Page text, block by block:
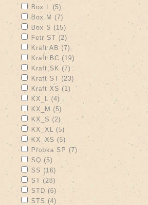
Apply Box L filter
Box L (5)
Apply Box M filter
Box M (7) Apply Box M filter
Apply Box S filter
Box S (15) Apply Box S filter
Apply Fetr ST filter
Fetr ST (2)
Apply Kraft AB filter
Kraft AB (7) Apply Kraft AB filter
Apply Kraft BC filter
Kraft BC (19)
Apply Kraft SK filter
Kraft SK (7) Apply Kraft SK filter
Apply Kraft ST filter
Kraft ST (23)
Apply Kraft XS filter
Kraft XS (1) Apply Kraft XS filter
Apply KX_L filter
KX_L (4)
Apply KX_M filter
KX_M (5)
Apply KX_S filter
KX_S (2) Apply KX_S filter
Apply KX_XL filter
KX_XL (5)
Apply KX_XS filter
KX_XS (5) Apply KX_XS filter
Apply Probka SP filter
Probka SP (7) Apply Probka SP filter
Apply SQ filter
SQ (5) Apply SQ filter
Apply SS filter
SS (16) Apply SS filter
Apply ST filter
ST (28) Apply ST filter
Apply STD filter
STD (6) Apply STD filter
Apply STS filter
STS (4)